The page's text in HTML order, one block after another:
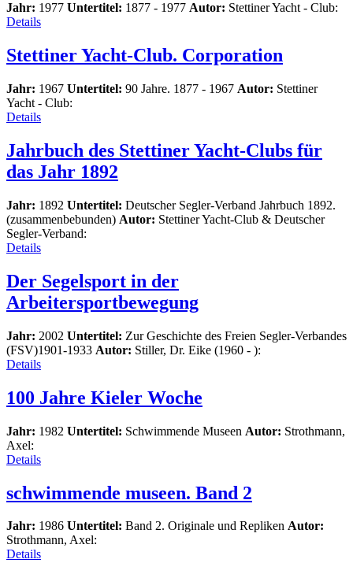
Jahr: 1977 Untertitel: 1877 - 1977 Autor: Stettiner Yacht - Club:
Details
Stettiner Yacht-Club. Corporation
Jahr: 1967 Untertitel: 90 Jahre. 1877 - 1967 Autor: Stettiner
Yacht - Club:
Details
Jahrbuch des Stettiner Yacht-Clubs für
das Jahr 1892
Jahr: 1892 Untertitel: Deutscher Segler-Verband Jahrbuch 1892.
(zusammenbebunden) Autor: Stettiner Yacht-Club & Deutscher
Segler-Verband:
Details
Der Segelsport in der
Arbeitersportbewegung
Jahr: 2002 Untertitel: Zur Geschichte des Freien Segler-Verbandes
(FSV)1901-1933 Autor: Stiller, Dr. Eike (1960 - ):
Details
100 Jahre Kieler Woche
Jahr: 1982 Untertitel: Schwimmende Museen Autor: Strothmann,
Axel:
Details
schwimmende museen. Band 2
Jahr: 1986 Untertitel: Band 2. Originale und Repliken Autor:
Strothmann, Axel:
Details